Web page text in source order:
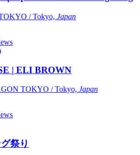
/ Tokyo, Japan
| ELI BROWN
TOKYO / Tokyo, Japan
祭り